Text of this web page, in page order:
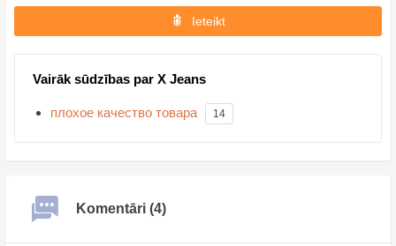
Ieteikt
Vairāk sūdzības par X Jeans
плохое качество товара 14
Komentāri (4)